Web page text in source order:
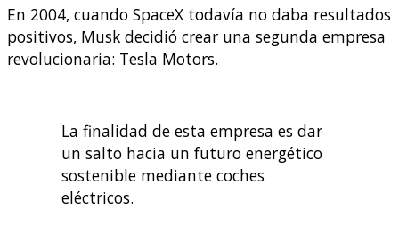
En 2004, cuando SpaceX todavía no daba resultados
positivos, Musk decidió crear una segunda empresa
revolucionaria: Tesla Motors.
La finalidad de esta empresa es dar
un salto hacia un futuro energético
sostenible mediante coches
eléctricos.